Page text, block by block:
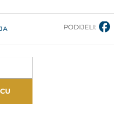
PODIJELI: